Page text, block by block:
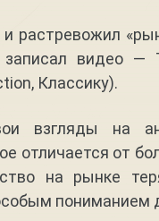
растревожил
записал видео
Классику).
взгляды на
отличается от
на рынке
пониманием